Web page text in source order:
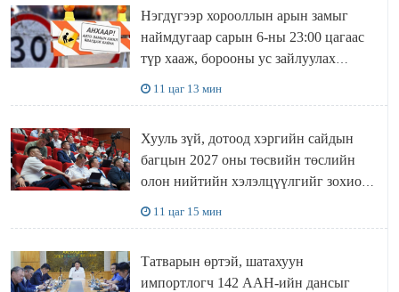
Нэгдүгээр хорооллын арын замыг
наймдугаар сарын 6-ны 23:00 цагаас
түр хааж, борооны ус зайлуулах
11 цаг 13 мин
Хууль зүй, дотоод хэргийн сайдын
багцын 2027 оны төсвийн төслийн
олон нийтийн хэлэлцүүлгийг зохион
11 цаг 15 мин
Татварын өртэй, шатахуун
импортлогч 142 ААН-ийн дансыг